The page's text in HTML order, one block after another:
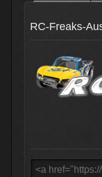
RC-Freaks-